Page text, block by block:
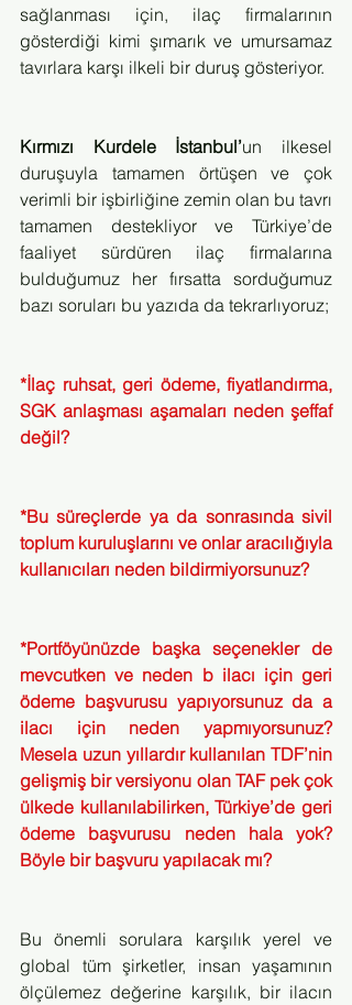
sağlanması için, ilaç firmalarının
gösterdiği kimi şımarık ve umursamaz
tavırlara karşı ilkeli bir duruş gösteriyor.
Kırmızı Kurdele İstanbul’un ilkesel
duruşuyla tamamen örtüşen ve çok
verimli bir işbirliğine zemin olan bu tavrı
tamamen destekliyor ve Türkiye’de
faaliyet sürdüren ilaç firmalarına
bulduğumuz her fırsatta sorduğumuz
bazı soruları bu yazıda da tekrarlıyoruz;
*İlaç ruhsat, geri ödeme, fiyatlandırma,
SGK anlaşması aşamaları neden şeffaf
değil?
*Bu süreçlerde ya da sonrasında sivil
toplum kuruluşlarını ve onlar aracılığıyla
kullanıcıları neden bildirmiyorsunuz?
*Portföyünüzde başka seçenekler de
mevcutken ve neden b ilacı için geri
ödeme başvurusu yapıyorsunuz da a
ilacı için neden yapmıyorsunuz?
Mesela uzun yıllardır kullanılan TDF’nin
gelişmiş bir versiyonu olan TAF pek çok
ülkede kullanılabilirken, Türkiye’de geri
ödeme başvurusu neden hala yok?
Böyle bir başvuru yapılacak mı?
Bu önemli sorulara karşılık yerel ve
global tüm şirketler, insan yaşamının
ölçülemez değerine karşılık, bir ilacın